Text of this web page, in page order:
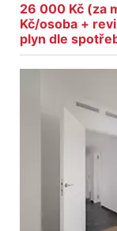
26 000 Kč (za
Kč/osoba +
plyn dle